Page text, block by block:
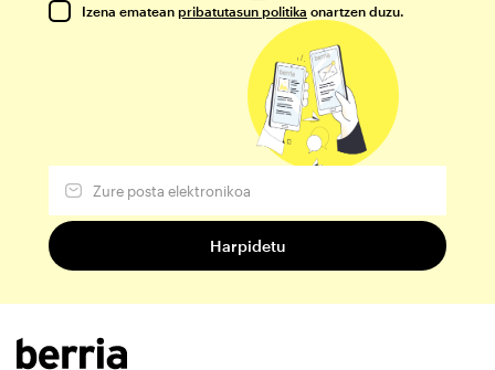
Izena ematean pribatutasun politika onartzen duzu.